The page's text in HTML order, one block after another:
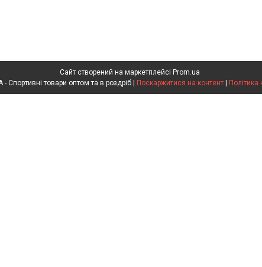
Сайт створений на маркетплейсі Prom.ua
Поскаржитися на контент Політика